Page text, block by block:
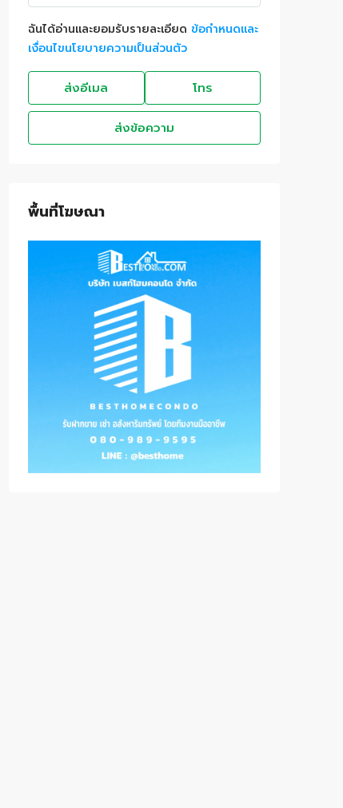
ฉันได้อ่านและยอมรับรายละเอียด ข้อกำหนดและ
เงื่อนไขนโยบายความเป็นส่วนตัว
ส่งอีเมล โทร
ส่งข้อความ
พื้นที่โฆษณา